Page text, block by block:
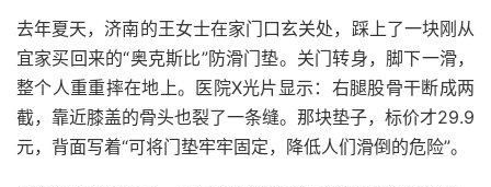
去年夏天，济南的王女士在家门口玄关处，踩上了一块刚从
宜家买回来的“奥克斯比”防滑门垫。关门转身，脚下一滑，
整个人重重摔在地上。医院X光片显示：右腿股骨干断成两
截，靠近膝盖的骨头也裂了一条缝。那块垫子，标价才29.9
元，背面写着“可将门垫牢牢固定，降低人们滑倒的危险”。